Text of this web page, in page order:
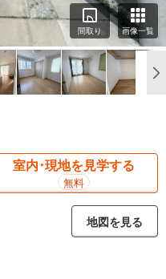
間取り 画像一覧
室内･現地を見学する
無料
地図を見る